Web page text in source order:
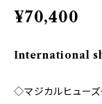
¥70,400
International
◇マジカルヒューズ